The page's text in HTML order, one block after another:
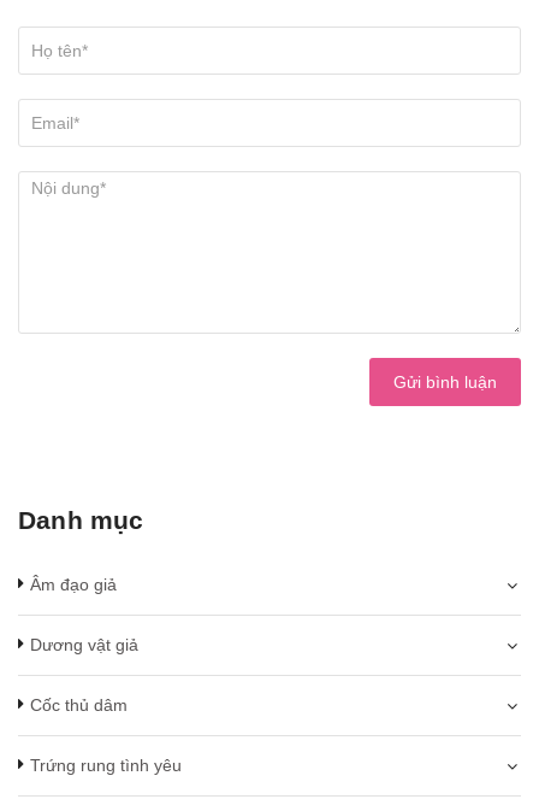
Gửi bình luận
Danh mục
Âm đạo giả
Dương vật giả
Cốc thủ dâm
Trứng rung tình yêu